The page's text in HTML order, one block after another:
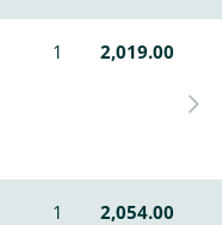
1 2,019.00
1 2,054.00